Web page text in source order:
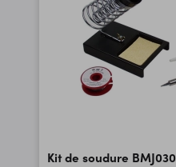
Kit de soudure BMJ030